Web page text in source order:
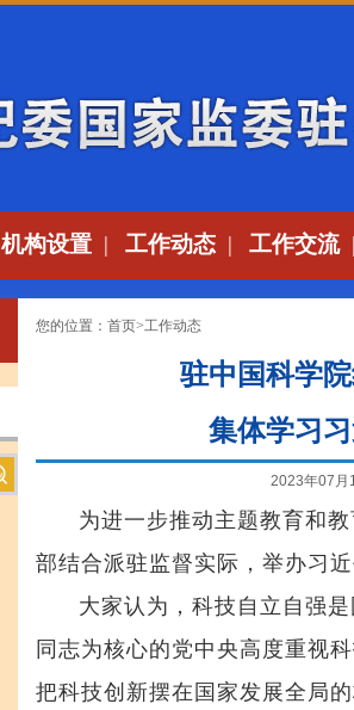
机构设置 | 工作动态 | 工作交流
您的位置： 首页>工作动态
驻中国科学
集体学习
2023年07月
为进一步推动主题教育和
部结合派驻监督实际，举办习
大家认为，科技自立自强
同志为核心的党中央高度重视
把科技创新摆在国家发展全局